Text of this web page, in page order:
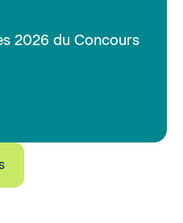
2026 du Concours